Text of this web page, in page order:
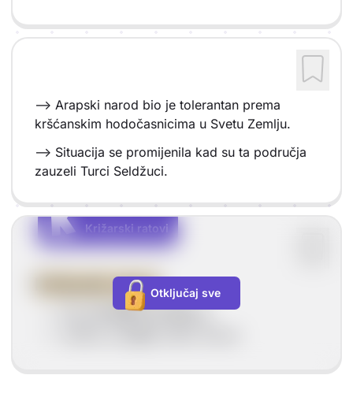
--> Arapski narod bio je tolerantan prema
kršćanskim hodočasnicima u Svetu Zemlju.
--> Situacija se promijenila kad su ta područja
zauzeli Turci Seldžuci.
K
K
Križarski ratovi
Vrsta sadržaja: Križarski ratovi
Križarski ratovi
od 1096. do 1291. g.
Otključaj sve